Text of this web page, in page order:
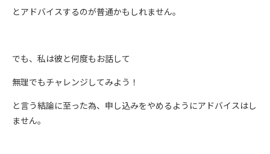
とアドバイスするのが普通かもしれません。
でも、私は彼と何度もお話して
無理でもチャレンジしてみよう！
と言う結論に至った為、申し込みをやめるようにアドバイスはし
ません。